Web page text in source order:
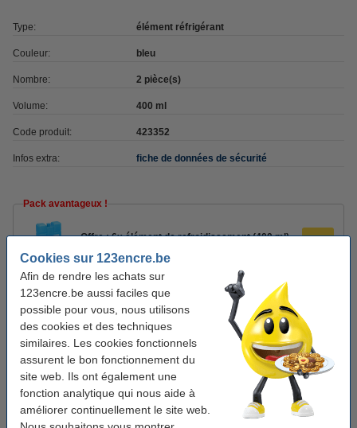
Cookies sur 123encre.be
Afin de rendre les achats sur
123encre.be aussi faciles que
possible pour vous, nous utilisons
des cookies et des techniques
similaires. Les cookies fonctionnels
assurent le bon fonctionnement du
site web. Ils ont également une
fonction analytique qui nous aide à
améliorer continuellement le site web.
Type: élément réfrigérant
Couleur: bleu
Nombre: 2 pièce(s)
Volume: 400 ml
Code produit: 423352
Infos extra: fiche de données de sécurité
Pack avantageux !
Offre : 6x élément de refroidissement (400 ml)
Bon plan : commandez également
Sunware sac isotherme pour caisse pliante 24
litres
8,95 €
Sunware sac isotherme pour caisse pliante 32
litres
10,50 €